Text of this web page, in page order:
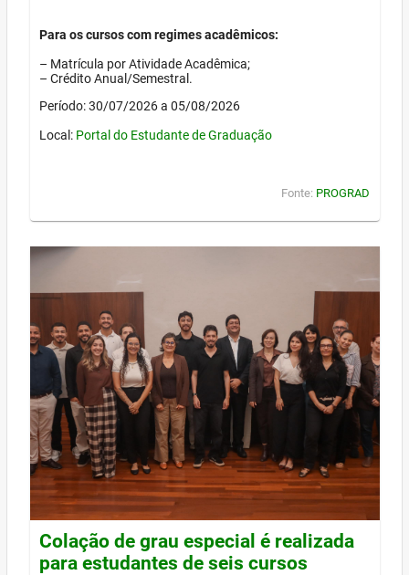
Para os cursos com regimes acadêmicos:
– Matrícula por Atividade Acadêmica;
– Crédito Anual/Semestral.
Período: 30/07/2026 a 05/08/2026
Local: Portal do Estudante de Graduação
Fonte: PROGRAD
Colação de grau especial é realizada
para estudantes de seis cursos